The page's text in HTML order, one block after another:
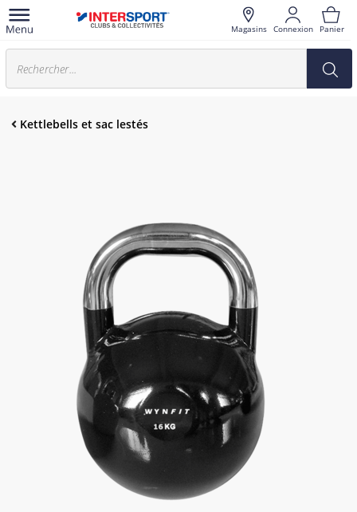
Magasins Connexion Panier
Kettlebells et sac lestés